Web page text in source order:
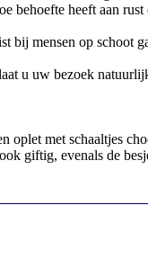
behoefte heeft aan
bij mensen op schoot
u uw bezoek
oplet met schaaltjes
giftig, evenals de